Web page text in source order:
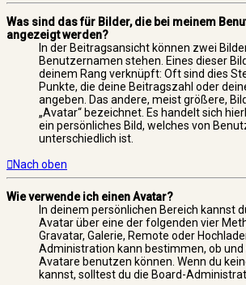
Was sind das für Bilder, die bei meinem
angezeigt werden?
In der Beitragsansicht können zwei
Benutzernamen stehen. Eines dieser
deinem Rang verknüpft: Oft sind dies
Punkte, die deine Beitragszahl oder
angeben. Das andere, meist größere,
„Avatar“ bezeichnet. Es handelt sich
ein persönliches Bild, welches von
unterschiedlich ist.
Nach oben
Wie verwende ich einen Avatar?
In deinem persönlichen Bereich kannst
Avatar über eine der folgenden vier
Gravatar, Galerie, Remote oder
Administration kann bestimmen, ob
Avatare benutzen können. Wenn du
kannst, solltest du die Board-